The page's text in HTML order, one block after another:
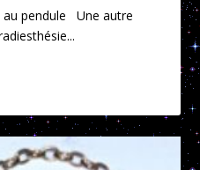
au pendule Une autre